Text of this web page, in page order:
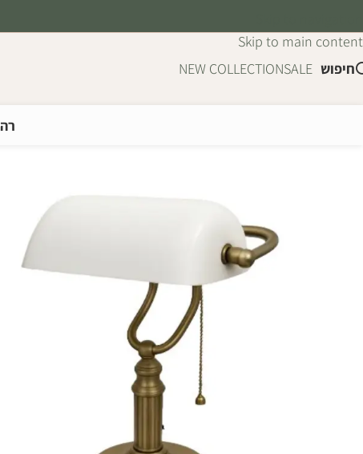
Skip to main content
חיפוש SALE
NEW COLLECTION